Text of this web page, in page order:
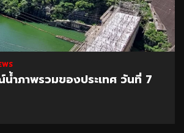
ำภาพรวมของประเทศ วันที่ 7